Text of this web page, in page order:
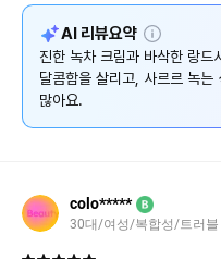
AI 리뷰요약 설
명
진한 녹차 크림과 바삭한 랑드
달콤함을 살리고, 사르르 녹는
많아요.
colo***** B
30대/여성/복합성/트러블